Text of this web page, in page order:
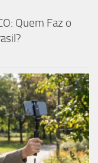
Quem Faz o